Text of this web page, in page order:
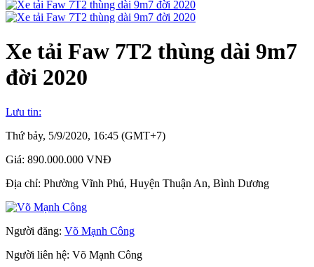
Xe tải Faw 7T2 thùng dài 9m7
đời 2020
Lưu tin:
Thứ bảy, 5/9/2020, 16:45 (GMT+7)
Giá: 890.000.000 VNĐ
Địa chỉ: Phường Vĩnh Phú, Huyện Thuận An, Bình Dương
Người đăng: Võ Mạnh Công
Người liên hệ: Võ Mạnh Công